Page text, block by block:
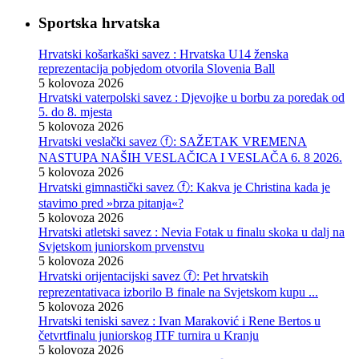
Sportska hrvatska
Hrvatski košarkaški savez : Hrvatska U14 ženska
reprezentacija pobjedom otvorila Slovenia Ball
5 kolovoza 2026
Hrvatski vaterpolski savez : Djevojke u borbu za poredak od
5. do 8. mjesta
5 kolovoza 2026
Hrvatski veslački savez ⓕ: SAŽETAK VREMENA
NASTUPA NAŠIH VESLAČICA I VESLAČA 6. 8 2026.
5 kolovoza 2026
Hrvatski gimnastički savez ⓕ: Kakva je Christina kada je
stavimo pred »brza pitanja«?
5 kolovoza 2026
Hrvatski atletski savez : Nevia Fotak u finalu skoka u dalj na
Svjetskom juniorskom prvenstvu
5 kolovoza 2026
Hrvatski orijentacijski savez ⓕ: Pet hrvatskih
reprezentativaca izborilo B finale na Svjetskom kupu ...
5 kolovoza 2026
Hrvatski teniski savez : Ivan Maraković i Rene Bertos u
četvrtfinalu juniorskog ITF turnira u Kranju
5 kolovoza 2026